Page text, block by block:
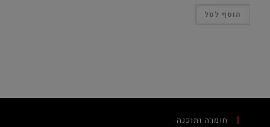
הוסף לסל
חומרה ותוכנה